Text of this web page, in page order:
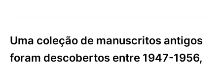
Uma coleção de manuscritos antigos
foram descobertos entre 1947-1956,